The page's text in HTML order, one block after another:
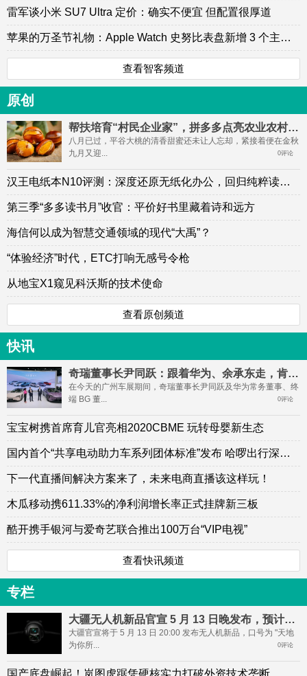
雷军谈小米 SU7 Ultra 定价：确实不便宜 但配置很厚道
苹果的万圣节礼物：Apple Watch 史努比表盘新增 3 个主题动画
查看智客频道
原创
帮扶培育“村民企业家”，拼多多点亮农业农村星星之火
八月已过，平谷大桃的清香甜蜜还未让人忘却，紧接着便在金秋
九月又迎...
0评论
汉王电纸本N10评测：深度还原无纸化办公，回归纯粹读写体验
第三季“多多读书月”收官：平价好书里藏着诗和远方
海信何以成为智慧交通领域的现代“大禹”？
“体验经济”时代，ETC打响无感号令枪
从地宝X1窥见科沃斯的技术使命
查看原创频道
快讯
奇瑞董事长尹同跃：跟着华为、余承东走，肯定成功
在今天的广州车展期间，奇瑞董事长尹同跃及华为常务董事、终
端 BG 董...
0评论
宝宝树携首席育儿官亮相2020CBME 玩转母婴新生态
国内首个“共享电动助力车系列团体标准”发布 哈啰出行深度参与
下一代直播间解决方案来了，未来电商直播该这样玩！
木瓜移动携611.33%的净利润增长率正式挂牌新三板
酷开携手银河与爱奇艺联合推出100万台“VIP电视”
查看快讯频道
专栏
大疆无人机新品官宣 5 月 13 日晚发布，预计为 Mavic 4 Pro
大疆官宣将于 5 月 13 日 20:00 发布无人机新品，口号为 "天地
为你所...
0评论
国产底盘崛起！岚图虎踞凭硬核实力打破外资技术垄断